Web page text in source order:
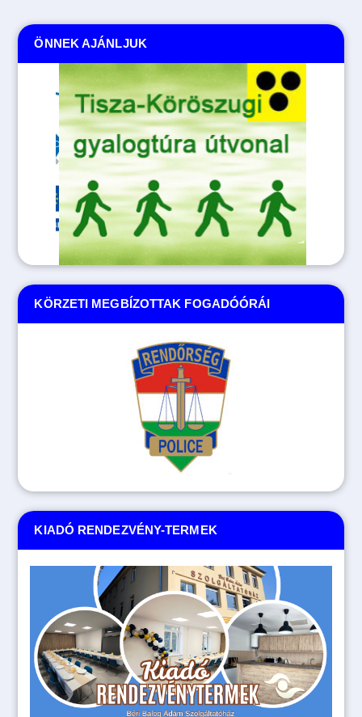
KIADÓ RENDEZVÉNY-TERMEK
KÖRZETI MEGBÍZOTTAK FOGADÓÓRÁI
ÖNNEK AJÁNLJUK